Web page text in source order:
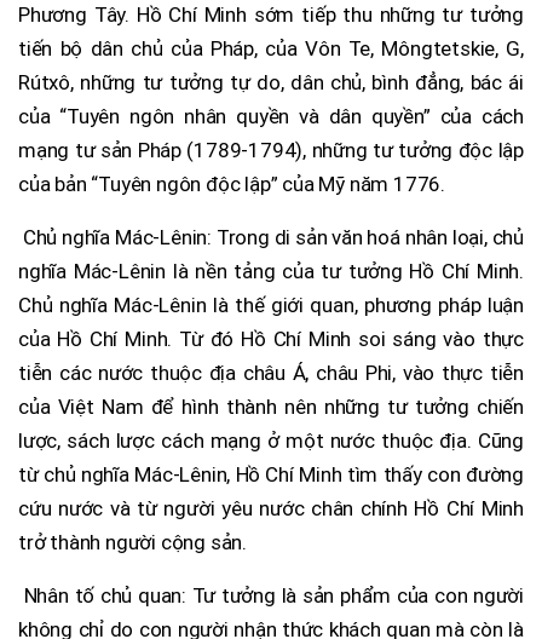
Phương Tây. Hồ Chí Minh sớm tiếp thu những tư tưởng
tiến bộ dân chủ của Pháp, của Vôn Te, Môngtetskie, G,
Rútxô, những tư tưởng tự do, dân chủ, bình đẳng, bác ái
của “Tuyên ngôn nhân quyền và dân quyền” của cách
mạng tư sản Pháp (1789-1794), những tư tưởng độc lập
của bản “Tuyên ngôn độc lập” của Mỹ năm 1776.
Chủ nghĩa Mác-Lênin: Trong di sản văn hoá nhân loại, chủ
nghĩa Mác-Lênin là nền tảng của tư tưởng Hồ Chí Minh.
Chủ nghĩa Mác-Lênin là thế giới quan, phương pháp luận
của Hồ Chí Minh. Từ đó Hồ Chí Minh soi sáng vào thực
tiễn các nước thuộc địa châu Á, châu Phi, vào thực tiễn
của Việt Nam để hình thành nên những tư tưởng chiến
lược, sách lược cách mạng ở một nước thuộc địa. Cũng
từ chủ nghĩa Mác-Lênin, Hồ Chí Minh tìm thấy con đường
cứu nước và từ người yêu nước chân chính Hồ Chí Minh
trở thành người cộng sản.
Nhân tố chủ quan: Tư tưởng là sản phẩm của con người
không chỉ do con người nhận thức khách quan mà còn là